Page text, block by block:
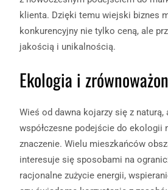
klienta. Dzięki temu wiejski biznes
konkurencyjny nie tylko ceną, ale
jakością i unikalnością.
Ekologia i
Wieś od dawna kojarzy się z naturą,
współczesne podejście do ekologii
znaczenie. Wielu mieszkańców
interesuje się sposobami na
racjonalne zużycie energii,